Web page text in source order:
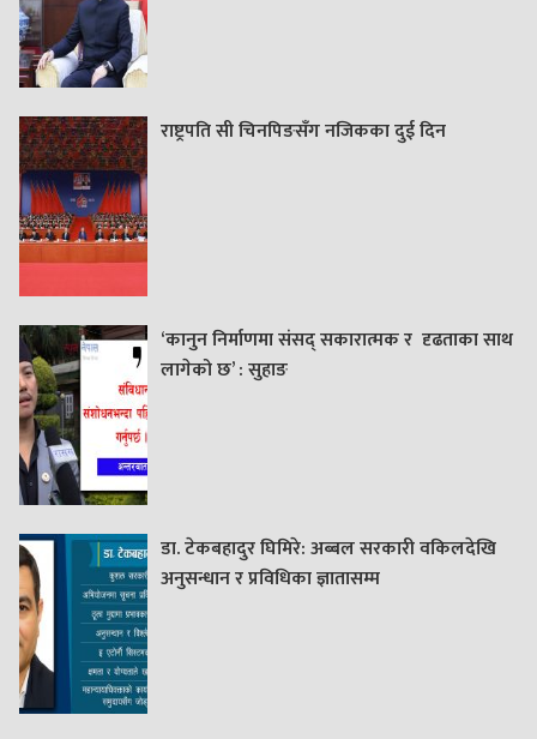
राष्ट्रपति सी चिनपिङसँग नजिकका दुई दिन
‘कानुन निर्माणमा संसद् सकारात्मक र दृढताका साथ
लागेको छ’ : सुहाङ
डा. टेकबहादुर घिमिरे: अब्बल सरकारी वकिलदेखि
अनुसन्धान र प्रविधिका ज्ञातासम्म